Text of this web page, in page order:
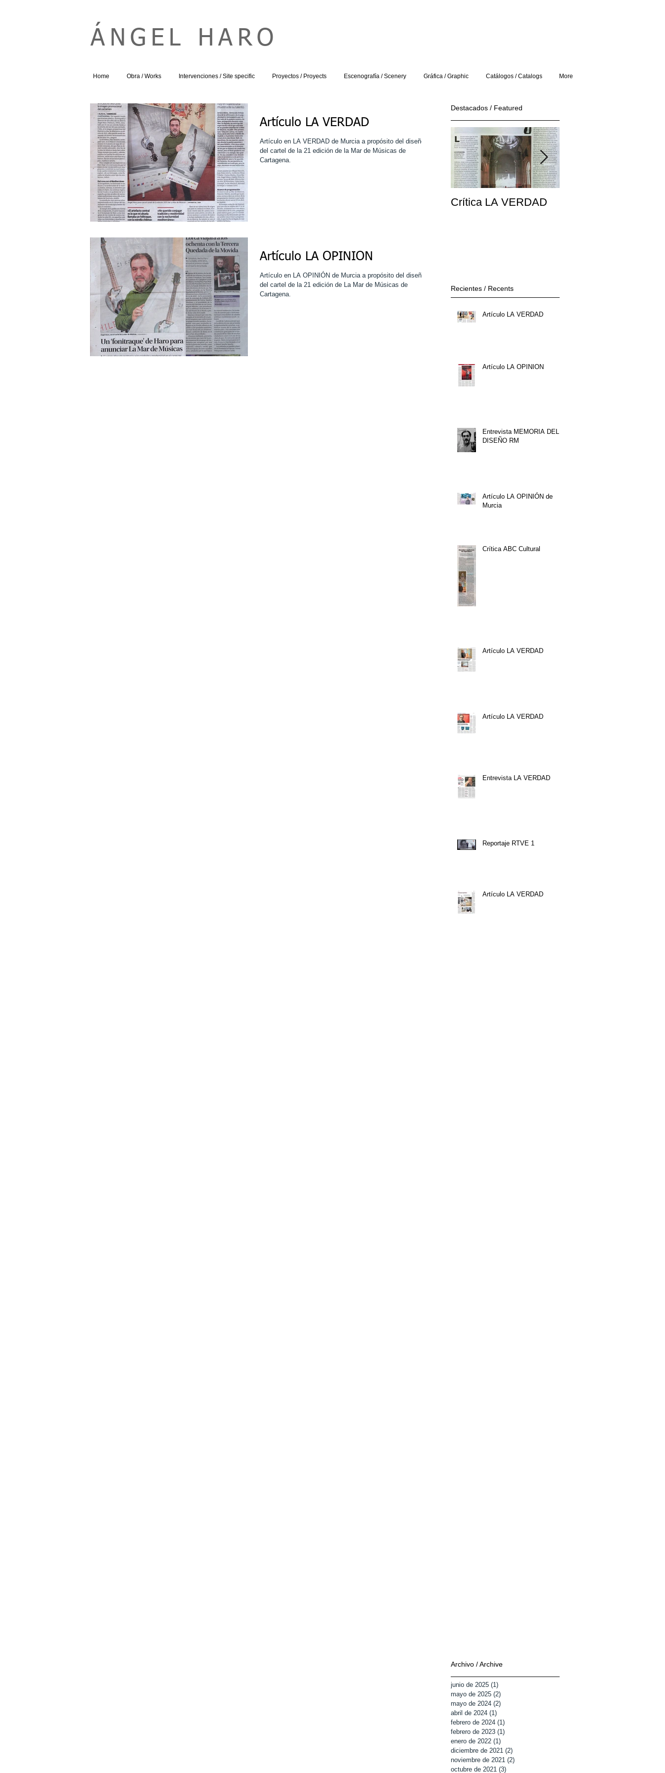
ÁNGEL HARO
Home Obra / Works Intervenciones / Site specific Proyectos / Proyects Escenografía / Scenery Gráfica / Graphic Catálogos / Catalogs More
Artículo LA VERDAD
Artículo en LA VERDAD de Murcia a propósito del diseño
del cartel de la 21 edición de la Mar de Músicas de
Cartagena.
Artículo LA OPINIÓN
Artículo en LA OPINIÓN de Murcia a propósito del diseño
del cartel de la 21 edición de La Mar de Músicas de
Cartagena.
Destacados / Featured
Crítica LA VERDAD
Recientes / Recents
Artículo LA VERDAD
Artículo LA OPINION
Entrevista MEMORIA DEL
DISEÑO RM
Artículo LA OPINIÓN de
Murcia
Crítica ABC Cultural
Artículo LA VERDAD
Artículo LA VERDAD
Entrevista LA VERDAD
Reportaje RTVE 1
Artículo LA VERDAD
Archivo / Archive
junio de 2025 (1)
mayo de 2025 (2)
mayo de 2024 (2)
abril de 2024 (1)
febrero de 2024 (1)
febrero de 2023 (1)
enero de 2022 (1)
diciembre de 2021 (2)
noviembre de 2021 (2)
octubre de 2021 (3)